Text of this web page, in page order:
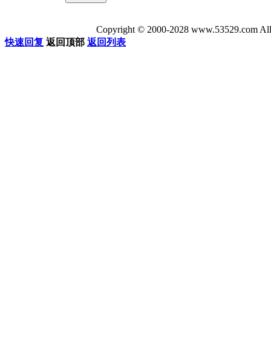
Copyright © 2000-2028 www.53529.com
快速回复 返回顶部 返回列表